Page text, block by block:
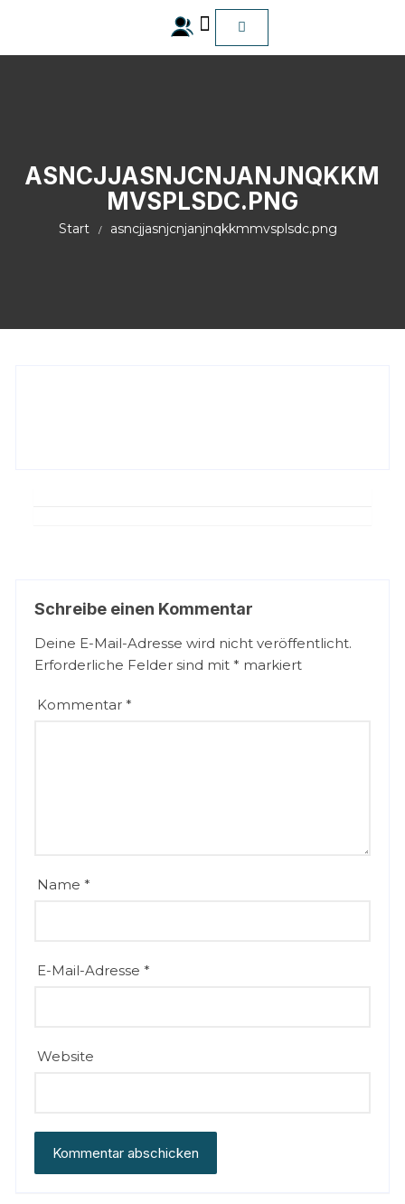
ASNCJJASNJCNJANJNQKKM
MVSPLSDC.PNG
Start asncjjasnjcnjanjnqkkmmvsplsdc.png
Schreibe einen Kommentar
Deine E-Mail-Adresse wird nicht veröffentlicht.
Erforderliche Felder sind mit* markiert
Kommentar*
Name*
E-Mail-Adresse*
Website